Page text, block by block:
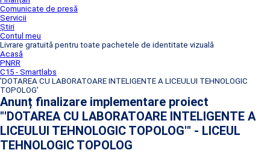
Comunicate de presă
Servicii
Știri
Contul meu
Livrare gratuită pentru toate pachetele de identitate vizuală
Acasă
PNRR
C15 - Smartlabs
'DOTAREA CU LABORATOARE INTELIGENTE A LICEULUI TEHNOLOGIC
TOPOLOG'
Anunț finalizare implementare proiect
"'DOTAREA CU LABORATOARE INTELIGENTE A
LICEULUI TEHNOLOGIC TOPOLOG'" - LICEUL
TEHNOLOGIC TOPOLOG